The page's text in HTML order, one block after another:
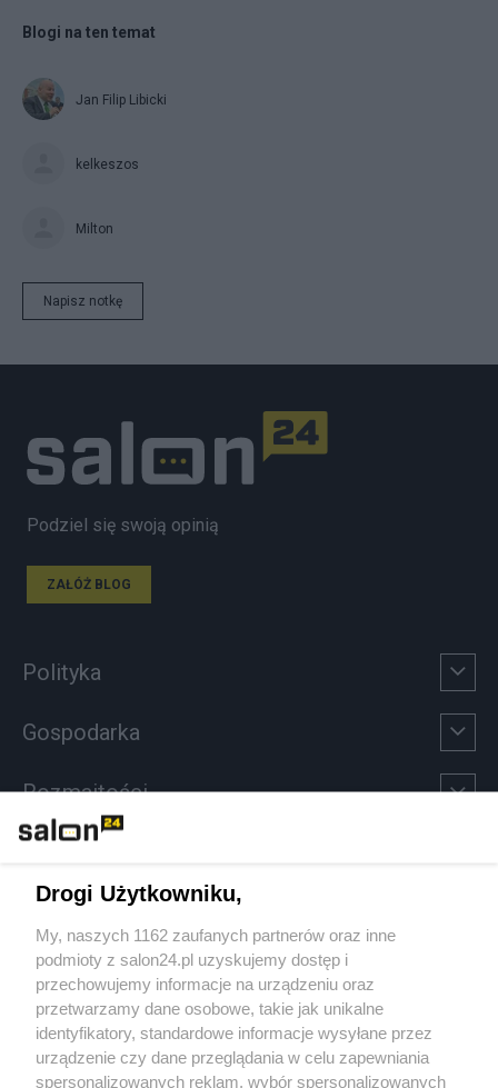
Blogi na ten temat
Jan Filip Libicki
kelkeszos
Milton
Napisz notkę
Podziel się swoją opinią
ZAŁÓŻ BLOG
Polityka
Gospodarka
Rozmaitości
Sport
Społeczeństwo
Kultura
Drogi Użytkowniku,
My, naszych 1162 zaufanych partnerów oraz inne
podmioty z salon24.pl uzyskujemy dostęp i
przechowujemy informacje na urządzeniu oraz
przetwarzamy dane osobowe, takie jak unikalne
identyfikatory, standardowe informacje wysyłane przez
urządzenie czy dane przeglądania w celu zapewniania
spersonalizowanych reklam, wybór spersonalizowanych